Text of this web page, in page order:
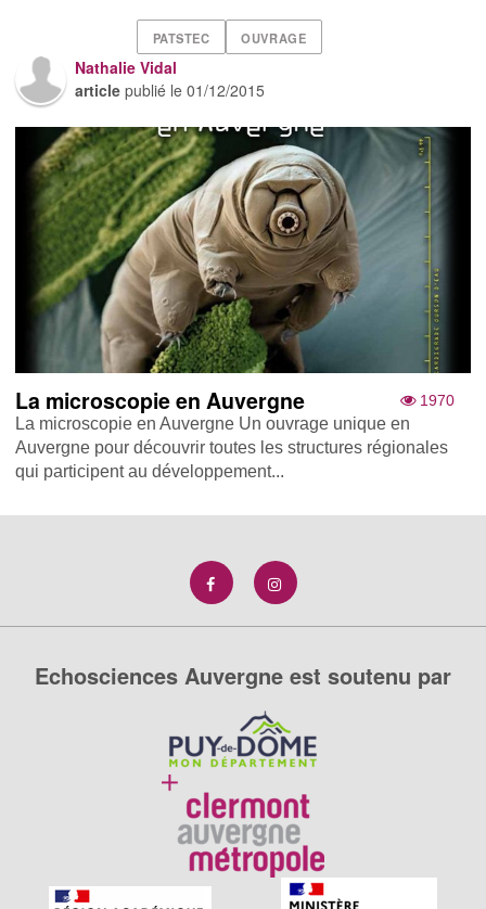
PATSTEC OUVRAGE
Nathalie Vidal
article publié le01/12/2015
1970
La microscopie en Auvergne
La microscopie en Auvergne Un ouvrage unique en
Auvergne pour découvrir toutes les structures régionales
qui participent au développement...
Echosciences Auvergne est soutenu par